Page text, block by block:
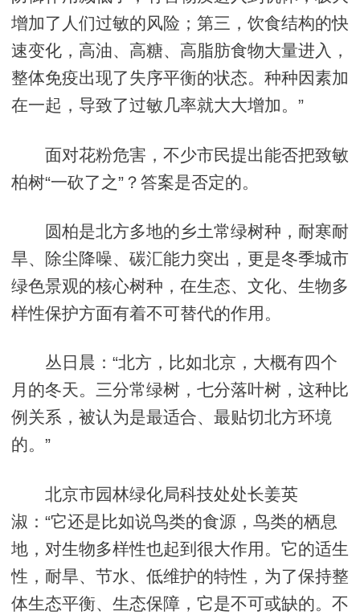
增加了人们过敏的风险；第三，饮食结构的快
速变化，高油、高糖、高脂肪食物大量进入，
整体免疫出现了失序平衡的状态。种种因素加
在一起，导致了过敏几率就大大增加。”
面对花粉危害，不少市民提出能否把致敏
柏树“一砍了之”？答案是否定的。
圆柏是北方多地的乡土常绿树种，耐寒耐
旱、除尘降噪、碳汇能力突出，更是冬季城市
绿色景观的核心树种，在生态、文化、生物多
样性保护方面有着不可替代的作用。
丛日晨：“北方，比如北京，大概有四个
月的冬天。三分常绿树，七分落叶树，这种比
例关系，被认为是最适合、最贴切北方环境
的。”
北京市园林绿化局科技处处长姜英
淑：“它还是比如说鸟类的食源，鸟类的栖息
地，对生物多样性也起到很大作用。它的适生
性，耐旱、节水、低维护的特性，为了保持整
体生态平衡、生态保障，它是不可或缺的。不